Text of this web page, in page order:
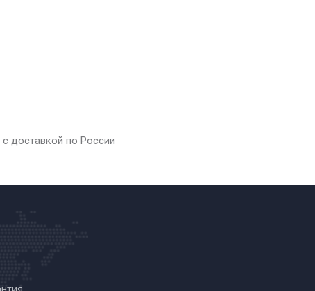
доставкой по России